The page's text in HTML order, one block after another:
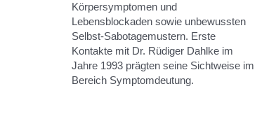
Körpersymptomen und
Lebensblockaden sowie unbewussten
Selbst-Sabotagemustern. Erste
Kontakte mit Dr. Rüdiger Dahlke im
Jahre 1993 prägten seine Sichtweise im
Bereich Symptomdeutung.